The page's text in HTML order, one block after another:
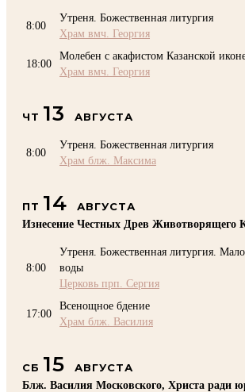
8:00
Утреня. Божественная литургия
Храм вмч. Георгия
18:00
Молебен с акафистом Казанской
Храм вмч. Георгия
ЧТ 13 АВГУСТА
8:00
Утреня. Божественная литургия
Храм блж. Максима
ПТ 14
АВГУСТА
Изнесение Честных Древ Животворящего
8:00
Утреня. Божественная литургия.
воды
Церковь прп. Сергия
17:00
Всенощное бдение
Храм блж. Василия
СБ 15
АВГУСТА
Блж. Василия Московского, Христа ради